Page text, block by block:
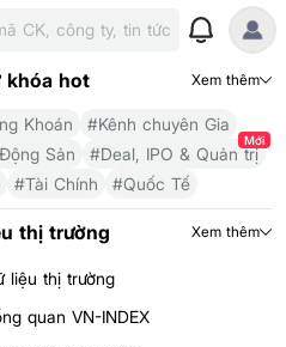
CK, công ty, tin tức
khóa hot Xem thêm
Khoán
#Kênh chuyên Gia
Sản
#Deal, IPO & Quản trị
Mới
#Tài Chính #Quốc Tế
thị trường Xem thêm
liệu thị trường
quan VN-INDEX